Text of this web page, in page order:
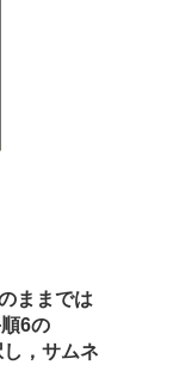
ままでは
6の
，サムネ